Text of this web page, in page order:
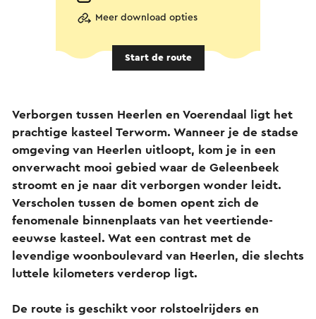
Meer download opties
Start de route
Verborgen tussen Heerlen en Voerendaal ligt het
prachtige kasteel Terworm. Wanneer je de stadse
omgeving van Heerlen uitloopt, kom je in een
onverwacht mooi gebied waar de Geleenbeek
stroomt en je naar dit verborgen wonder leidt.
Verscholen tussen de bomen opent zich de
fenomenale binnenplaats van het veertiende-
eeuwse kasteel. Wat een contrast met de
levendige woonboulevard van Heerlen, die slechts
luttele kilometers verderop ligt.
De route is geschikt voor rolstoelrijders en